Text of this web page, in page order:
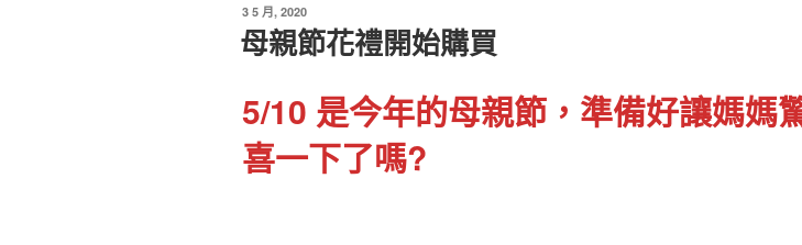
發
佈
於
3 5 月, 2020
母親節花禮開始購買
5/10 是今年的母親節，準備好讓媽媽
喜一下了嗎?